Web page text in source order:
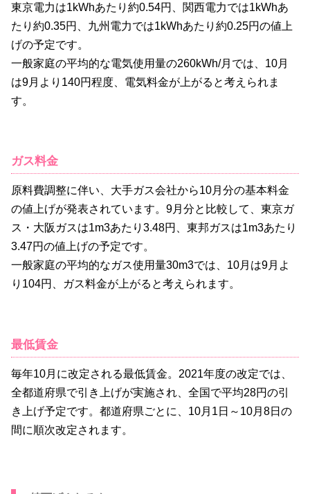
東京電力は1kWhあたり約0.54円、関西電力では1kWhあ
たり約0.35円、九州電力では1kWhあたり約0.25円の値上
げの予定です。
一般家庭の平均的な電気使用量の260kWh/月では、10月
は9月より140円程度、電気料金が上がると考えられま
す。
ガス料金
原料費調整に伴い、大手ガス会社から10月分の基本料金
の値上げが発表されています。9月分と比較して、東京ガ
ス・大阪ガスは1m3あたり3.48円、東邦ガスは1m3あたり
3.47円の値上げの予定です。
一般家庭の平均的なガス使用量30m3では、10月は9月よ
り104円、ガス料金が上がると考えられます。
最低賃金
毎年10月に改定される最低賃金。2021年度の改定では、
全都道府県で引き上げが実施され、全国で平均28円の引
き上げ予定です。都道府県ごとに、10月1日～10月8日の
間に順次改定されます。